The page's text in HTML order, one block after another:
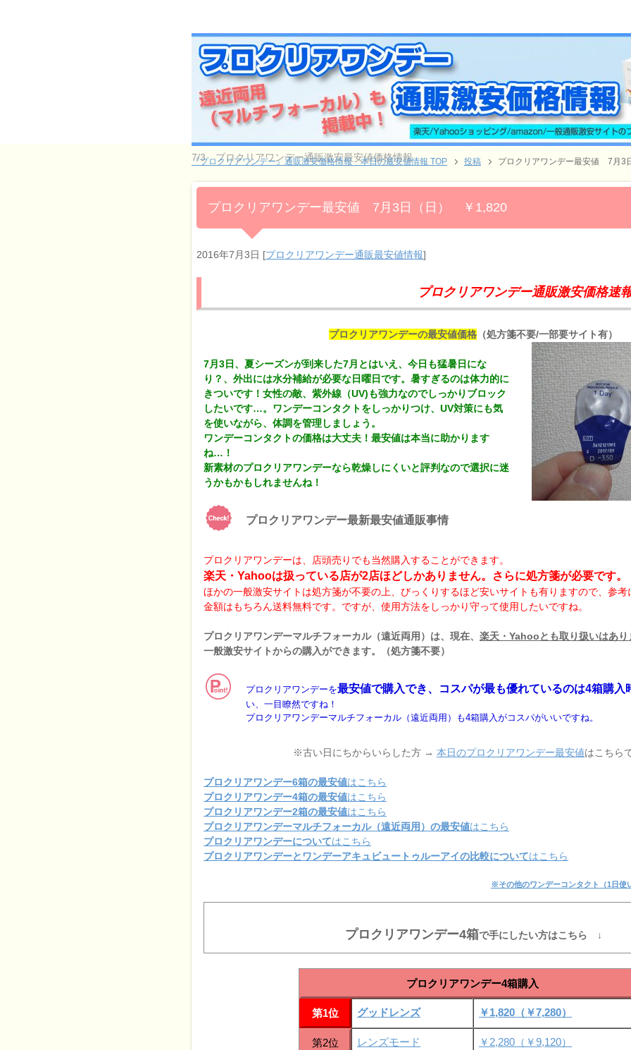
7/3 プロクリアワンデー通販激安最安値価格情報
『プロクリアワンデー』通販激安価格情報 本日の最安値情報 TOP 投稿 プロクリアワンデー最安値 7月
プロクリアワンデー最安値 7月3日（日） ￥1,820
2016年7月3日 [プロクリアワンデー通販最安値情報]
プロクリアワンデー通販激安価格速報!!
プロクリアワンデーの最安値価格 （処方箋不要/一部要サイト有）
7月3日、夏シーズンが到来した7月とはいえ、今日も猛暑日にな
り？、外出には水分補給が必要な日曜日です。暑すぎるのは体力的に
きついです！女性の敵、紫外線（UV)も強力なのでしっかりブロック
したいです…。ワンデーコンタクトをしっかりつけ、UV対策にも気
を使いながら、体調を管理しましょう。
ワンデーコンタクトの価格は大丈夫！最安値は本当に助かります
ね…！
新素材のプロクリアワンデーなら乾燥しにくいと評判なので選択に迷
うかもかもしれませんね！
プロクリアワンデー最新最安値通販事情
プロクリアワンデーは、店頭売りでも当然購入することができます。
楽天・Yahooは扱っている店が2店ほどしかありません。さらに処方箋が必要です。
ほかの一般激安サイトは処方箋が不要の上、びっくりするほど安いサイトも有りますので、参
金額はもちろん送料無料です。ですが、使用方法をしっかり守って使用したいですね。
プロクリアワンデーマルチフォーカル（遠近両用）は、現在、 楽天・Yahooとも取り扱いはあり
一般激安サイトからの購入ができます。（処方箋不要）
プロクリアワンデーを最安値で購入でき、コスパが最も優れているのは4箱購入
い、一目瞭然ですね！
プロクリアワンデーマルチフォーカル（遠近両用）も4箱購入がコスパがいいですね。
※古い日にちからいらした方 → 本日のプロクリアワンデー最安値はこちら
プロクリアワンデー6箱の最安値はこちら
プロクリアワンデー4箱の最安値はこちら
プロクリアワンデー2箱の最安値はこちら
プロクリアワンデーマルチフォーカル（遠近両用）の最安値はこちら
プロクリアワンデーについてはこちら
プロクリアワンデーとワンデーアキュビュートゥルーアイの比較についてはこちら
※その他のワンデーコンタクト（1日使
プロクリアワンデー4箱で手にしたい方はこちら ↓
プロクリアワンデー4箱購入
第1位 グッドレンズ ￥1,820（￥7,280）
第2位 レンズモード ￥2,280（￥9,120）